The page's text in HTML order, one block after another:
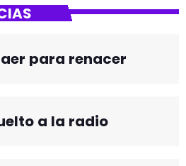
para renacer
a la radio